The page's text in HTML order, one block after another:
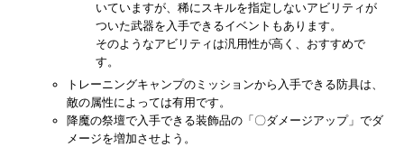
いていますが、稀にスキルを指定しないアビリティが
ついた武器を入手できるイベントもあります。
そのようなアビリティは汎用性が高く、おすすめで
す。
トレーニングキャンプのミッションから入手できる防具は、
敵の属性によっては有用です。
降魔の祭壇で入手できる装飾品の「〇ダメージアップ」でダ
メージを増加させよう。